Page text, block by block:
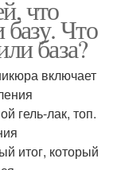
что
базу. Что
база?
включает
гель-лак, топ.
итог, который